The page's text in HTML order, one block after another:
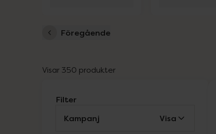
Föregående
Visar 350 produkter
Filter
Kampanj
Visa